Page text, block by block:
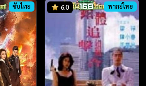
ซับไทย 6.0 พากย์ไทย